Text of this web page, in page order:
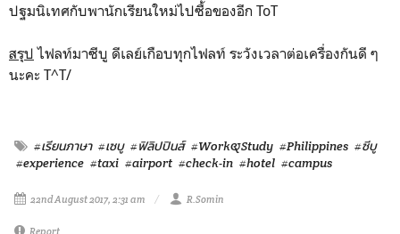
ปฐมนิเทศกับพานักเรียนใหม่ไปซื้อของอีก ToT
สรุป ไฟลท์มาซีบู ดีเลย์เกือบทุกไฟลท์ ระวังเวลาต่อเครื่องกันดี ๆ
นะคะ T^T/
#เรียนภาษา #เซบู #ฟิลิปปินส์ #Work&Study #Philippines #ซีบู
#experience #taxi #airport #check-in #hotel #campus
22nd August 2017, 2:31 am R.Somin
Report